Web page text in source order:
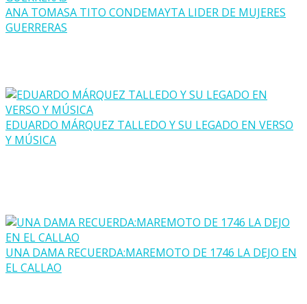
ANA TOMASA TITO CONDEMAYTA LIDER DE MUJERES
GUERRERAS
EDUARDO MÁRQUEZ TALLEDO Y SU LEGADO EN VERSO
Y MÚSICA
UNA DAMA RECUERDA:MAREMOTO DE 1746 LA DEJO EN
EL CALLAO